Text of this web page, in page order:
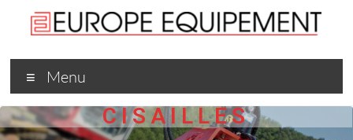
Menu
CISAILLES